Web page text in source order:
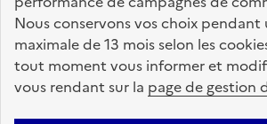
Nous conservons vos choix pendant
maximale de 13 mois selon les
tout moment vous informer et
vous rendant sur la page de gestion
La Caisse des
accompagne les
de vie